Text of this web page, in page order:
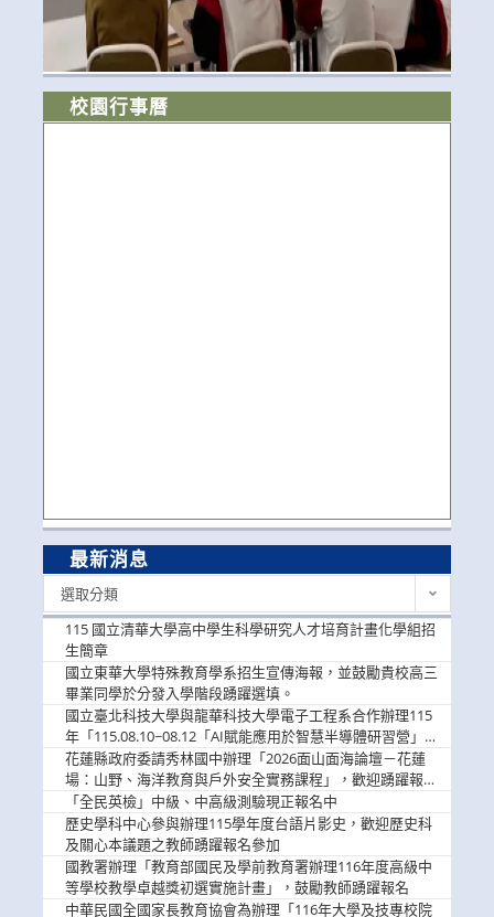
校園行事曆
最新消息
選取分類
115 國立清華大學高中學生科學研究人才培育計畫化學組招
生簡章
國立東華大學特殊教育學系招生宣傳海報，並鼓勵貴校高三
畢業同學於分發入學階段踴躍選填。
國立臺北科技大學與龍華科技大學電子工程系合作辦理115
年「115.08.10~08.12「AI賦能應用於智慧半導體研習營」，
歡迎學生踴躍報名參加
花蓮縣政府委請秀林國中辦理「2026面山面海論壇－花蓮
場：山野、海洋教育與戶外安全實務課程」，歡迎踴躍報名
參加
「全民英檢」中級、中高級測驗現正報名中
歷史學科中心參與辦理115學年度台語片影史，歡迎歷史科
及關心本議題之教師踴躍報名參加
國教署辦理「教育部國民及學前教育署辦理116年度高級中
等學校教學卓越獎初選實施計畫」，鼓勵教師踴躍報名
中華民國全國家長教育協會為辦理「116年大學及技專校院